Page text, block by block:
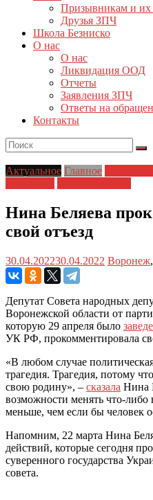
Призывникам и их
Друзья ЗПЧ
Школа Безниско
О нас
О нас
Ликвидация ООД
Отчеты
Заявления ЗПЧ
Ответы на
Контакты
Актуальное Главное
Нина Беляева
свой отъезд
30.04.202230.04.2022 Воронеж,
Депутат Совета народных
Воронежской области от
которую 29 апреля было
УК РФ, прокомментировала
«В любом случае
трагедия. Трагедия, потому
свою родину», – сказала Нина
возможности менять что-либо
меньше, чем если бы человек
Напомним, 22 марта Нина
действий, которые сегодня
суверенного государства
совета.